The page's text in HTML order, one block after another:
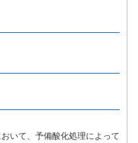
いて、予備酸化処理によって